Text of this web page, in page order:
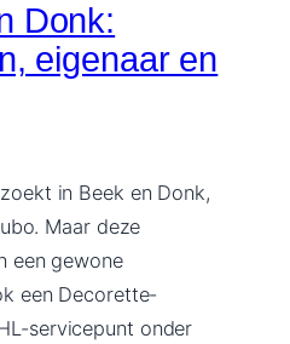
Donk:
eigenaar en
in Beek en Donk,
Maar deze
een gewone
een Decorette-
servicepunt onder